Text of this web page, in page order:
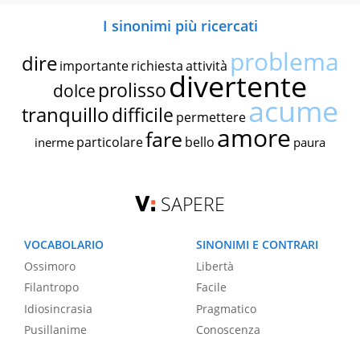
I sinonimi più ricercati
dire importante richiestaattività problema
dolce prolissodivertente
tranquillodifficile permettereacume
inerme particolarefare bello amore paura
SAPERE
VOCABOLARIO
Ossimoro
Filantropo
Idiosincrasia
Pusillanime
SINONIMI E CONTRARI
Libertà
Facile
Pragmatico
Conoscenza